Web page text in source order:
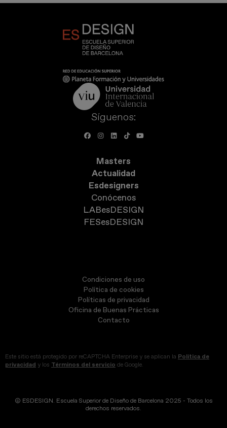
Síguenos:
Masters
Actualidad
Esdesigners
Conócenos
LABesDESIGN
FESesDESIGN
Condiciones de uso
Política de cookies
Políticas de privacidad
Oficina de Buenas Prácticas
Contacto
Este sitio está protegido por reCAPTCHA Enterprise y se aplican la Política de
privacidad y los Términos del servicio de Google.
© ESDESIGN. Escuela Superior de Diseño de Barcelona 2025 - Todos los
derechos reservados.